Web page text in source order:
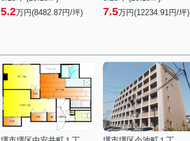
5.2万円(8482.87円/坪) 7.5万円(12234.91円/坪)